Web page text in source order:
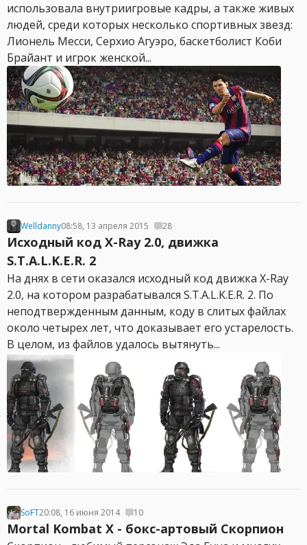
использовала внутриигровые кадры, а также живых
людей, среди которых несколько спортивных звезд:
Лионель Месси, Серхио Агуэро, баскетболист Коби
Брайант и игрок женской...
Welldanny08:58, 13 апреля 2015 28
Исходный код X-Ray 2.0, движка
S.T.A.L.K.E.R. 2
На днях в сети оказался исходный код движка X-Ray
2.0, на котором разрабатывался S.T.A.L.K.E.R. 2. По
неподтвержденным данным, коду в слитых файлах
около четырех лет, что доказывает его устарелость.
В целом, из файлов удалось вытянуть...
SoFT20:08, 16 июня 2014 10
Mortal Kombat X - бокс-артовый Скорпион